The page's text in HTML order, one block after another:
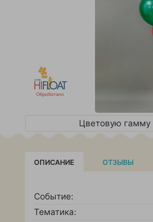
Цветовую гамму
ОПИСАНИЕ ОТЗЫВЫ
Событие:
Тематика: